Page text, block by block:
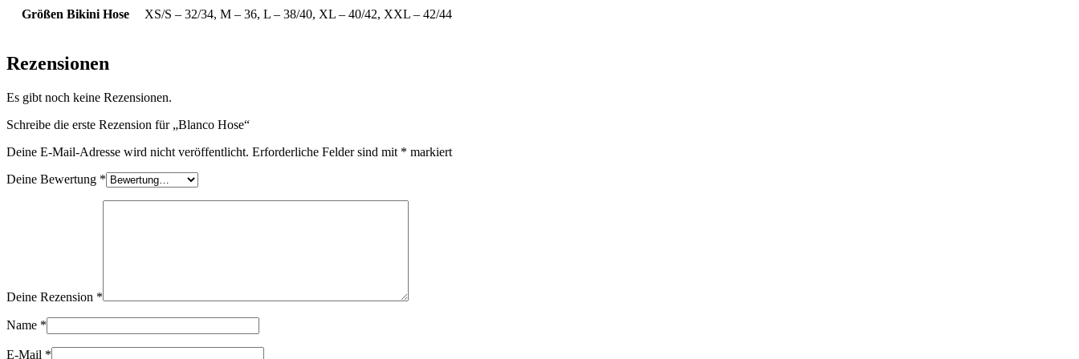
Größen Bikini Hose XS/S – 32/34, M – 36, L – 38/40, XL – 40/42, XXL – 42/44
Rezensionen
Es gibt noch keine Rezensionen.
Schreibe die erste Rezension für „Blanco Hose“
Deine E-Mail-Adresse wird nicht veröffentlicht. Erforderliche Felder sind mit * markiert
Deine Bewertung *
Deine Rezension *
Name *
E-Mail *